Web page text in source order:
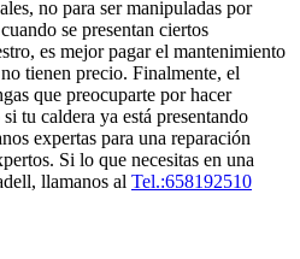
no para ser manipuladas por
se presentan ciertos
es mejor pagar el mantenimiento
tienen precio. Finalmente, el
que preocuparte por hacer
tu caldera ya está presentando
expertas para una reparación
Si lo que necesitas en una
llamanos al Tel.:658192510